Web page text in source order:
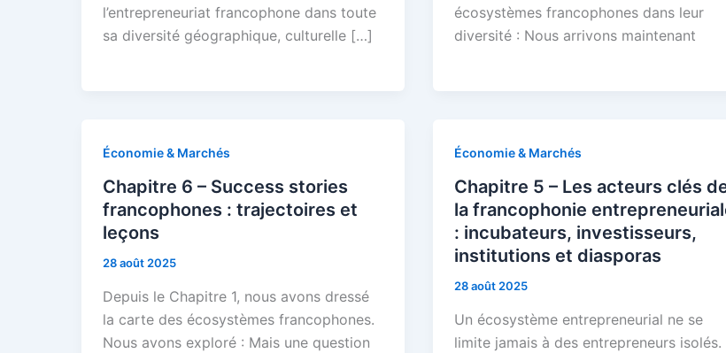
l’entrepreneuriat francophone dans toute
sa diversité géographique, culturelle […]
écosystèmes francophones dans leur
diversité : Nous arrivons maintenant
Économie & Marchés
Chapitre 6 – Success stories
francophones : trajectoires et
leçons
28 août 2025
Depuis le Chapitre 1, nous avons dressé
la carte des écosystèmes francophones.
Nous avons exploré : Mais une question
Économie & Marchés
Chapitre 5 – Les acteurs clés
la francophonie
: incubateurs, investisseurs,
institutions et diasporas
28 août 2025
Un écosystème entrepreneurial ne se
limite jamais à des entrepreneurs isolés.